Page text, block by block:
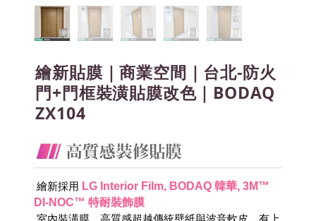
繪新貼膜｜商業空間｜台北-防火
門+門框裝潢貼膜改色｜BODAQ
ZX104
繪新採用 LG Interior Film, BODAQ 韓華, 3M™
DI-NOC™ 特耐裝飾膜